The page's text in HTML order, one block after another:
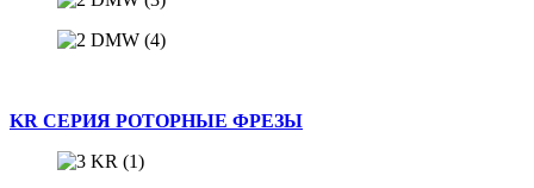
KR СЕРИЯ РОТОРНЫЕ ФРЕЗЫ